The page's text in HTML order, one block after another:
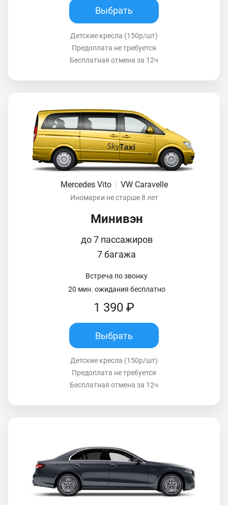
Выбрать
Детские кресла (150р/шт)
Предоплата не требуется
Бесплатная отмена за 12ч
Mercedes Vito VW Caravelle
Иномарки не старше 8 лет
Минивэн
до 7 пассажиров
7 багажа
Встреча по звонку
20 мин. ожидания бесплатно
1 390 ₽
Выбрать
Детские кресла (150р/шт)
Предоплата не требуется
Бесплатная отмена за 12ч